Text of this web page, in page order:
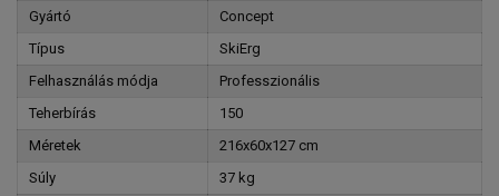
Gyártó
Concept
Típus
SkiErg
Felhasználás módja
Professzionális
Teherbírás
150
Méretek
216x60x127 cm
Súly
37 kg